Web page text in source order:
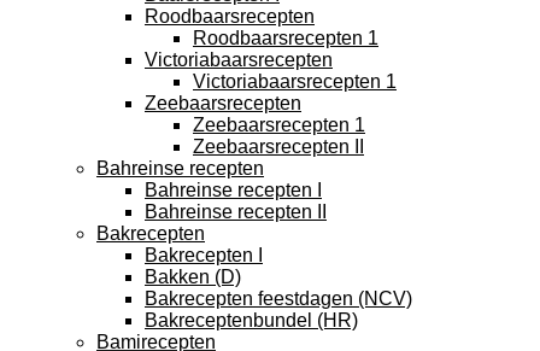
Roodbaarsrecepten
Roodbaarsrecepten 1
Victoriabaarsrecepten
Victoriabaarsrecepten 1
Zeebaarsrecepten
Zeebaarsrecepten 1
Zeebaarsrecepten II
Bahreinse recepten
Bahreinse recepten I
Bahreinse recepten II
Bakrecepten
Bakrecepten I
Bakken (D)
Bakrecepten feestdagen (NCV)
Bakreceptenbundel (HR)
Bamirecepten